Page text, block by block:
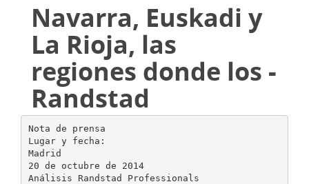
Navarra, Euskadi y
La Rioja, las
regiones donde los -
Randstad
Nota de prensa
Lugar y fecha:
Madrid
20 de octubre de 2014
Análisis Randstad Professionals